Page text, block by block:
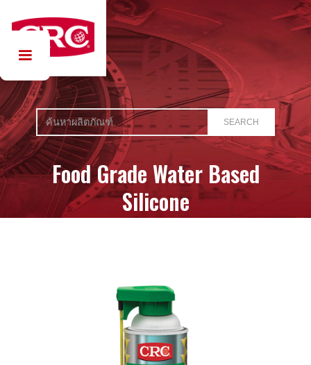
Food Grade Water Based
Silicone